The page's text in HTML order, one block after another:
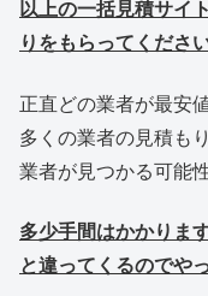
以上の一括見積サイ
りをもらってください
正直どの業者が最安
多くの業者の見積も
業者が見つかる可能
多少手間はかかりま
と違ってくるのでや